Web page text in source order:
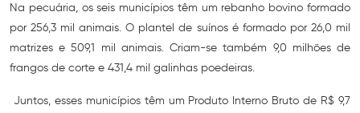
Na pecuária, os seis municípios têm um rebanho bovino formado
por 256,3 mil animais. O plantel de suínos é formado por 26,0 mil
matrizes e 509,1 mil animais. Criam-se também 9,0 milhões de
frangos de corte e 431,4 mil galinhas poedeiras.
Juntos, esses municípios têm um Produto Interno Bruto de R$ 9,7